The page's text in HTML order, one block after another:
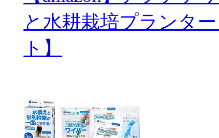
と水耕栽培プランタ
ト】